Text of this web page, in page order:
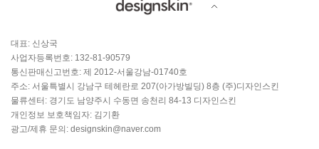
대표: 신상국
사업자등록번호: 132-81-90579
통신판매신고번호: 제 2012-서울강남-01740호
주소: 서울특별시 강남구 테헤란로 207(아가방빌딩) 8층 (주)디자인스킨
물류센터: 경기도 남양주시 수동면 송천리 84-13 디자인스킨
개인정보 보호책임자: 김기환
광고/제휴 문의: designskin@naver.com